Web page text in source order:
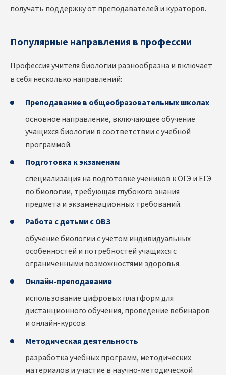
получать поддержку от преподавателей и кураторов.
Популярные направления в профессии
Профессия учителя биологии разнообразна и включает
в себя несколько направлений:
Преподавание в общеобразовательных школах
основное направление, включающее обучение
учащихся биологии в соответствии с учебной
программой.
Подготовка к экзаменам
специализация на подготовке учеников к ОГЭ и ЕГЭ
по биологии, требующая глубокого знания
предмета и экзаменационных требований.
Работа с детьми с ОВЗ
обучение биологии с учетом индивидуальных
особенностей и потребностей учащихся с
ограниченными возможностями здоровья.
Онлайн-преподавание
использование цифровых платформ для
дистанционного обучения, проведение вебинаров
и онлайн-курсов.
Методическая деятельность
разработка учебных программ, методических
материалов и участие в научно-методической